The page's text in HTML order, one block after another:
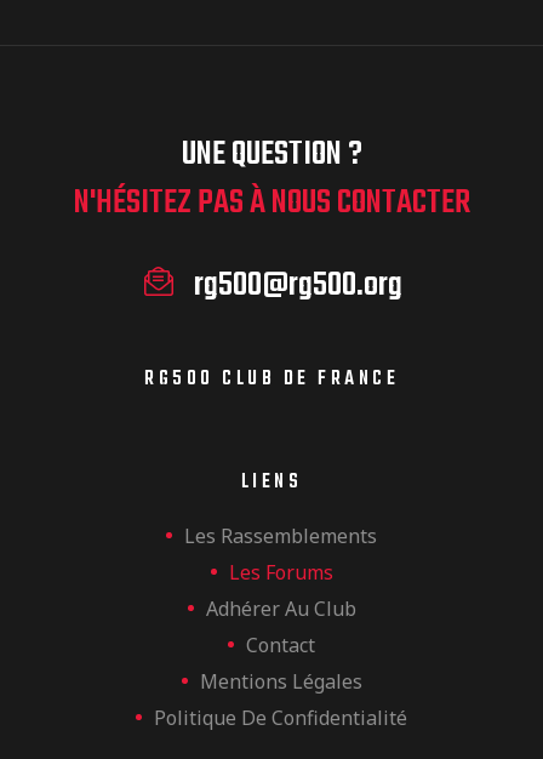
UNE QUESTION ?
N'HÉSITEZ PAS À NOUS CONTACTER
rg500@rg500.org
RG500 CLUB DE FRANCE
LIENS
Les Rassemblements
Les Forums
Adhérer Au Club
Contact
Mentions Légales
Politique De Confidentialité